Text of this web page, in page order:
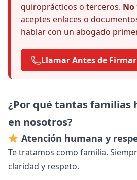
quiroprácticos o terceros. No
aceptes enlaces o
hablar con un abogado
Llamar Antes de
¿Por qué tantas familias
en nosotros?
Atención humana y
Te tratamos como familia.
claridad y respeto.